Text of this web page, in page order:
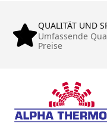
QUALITÄT UND
Umfassende
Preise